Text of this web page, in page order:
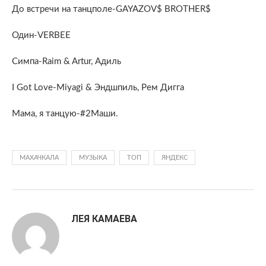
До встречи на танцполе-GAYAZOV$ BROTHER$
Один-VERBEE
Симпа-Raim & Artur, Адиль
I Got Love-Miyagi & Эндшпиль, Рем Дигга
Мама, я танцую-#2Маши.
МАХАЧКАЛА МУЗЫКА ТОП ЯНДЕКС
ЛЕЯ КАМАЕВА